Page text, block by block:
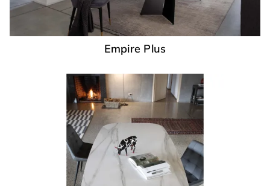
Empire Plus